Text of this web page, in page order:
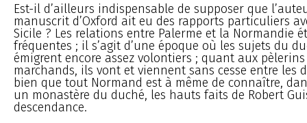
Est-il d’ailleurs indispensable de supposer que
manuscrit d’Oxford ait eu des rapports particuliers
Sicile ? Les relations entre Palerme et la Normandie
fréquentes ; il s’agit d’une époque où les sujets du
émigrent encore assez volontiers ; quant aux
marchands, ils vont et viennent sans cesse entre les
bien que tout Normand est à même de connaître,
un monastère du duché, les hauts faits de Robert
descendance.